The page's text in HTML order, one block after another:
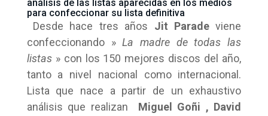
análisis de las listas aparecidas en los medios
para confeccionar su lista definitiva
Desde hace tres años Jit Paradeviene
confeccionando »La madre de todas las
listas» con los 150 mejores discos del año,
tanto a nivel nacional como internacional.
Lista que nace a partir de un exhaustivo
análisis que realizan Miguel Goñi , David